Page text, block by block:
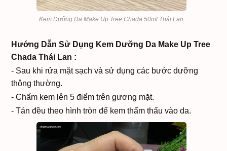
Kem Dưỡng Da Make Up Tree Chada 50ml Thái Lan
Hướng Dẫn Sử Dụng Kem Dưỡng Da Make Up Tree
Chada Thái Lan :
- Sau khi rửa mặt sạch và sử dụng các bước dưỡng
thông thường.
- Chấm kem lên 5 điểm trên gương mặt.
- Tán đều theo hình tròn để kem thẩm thấu vào da.